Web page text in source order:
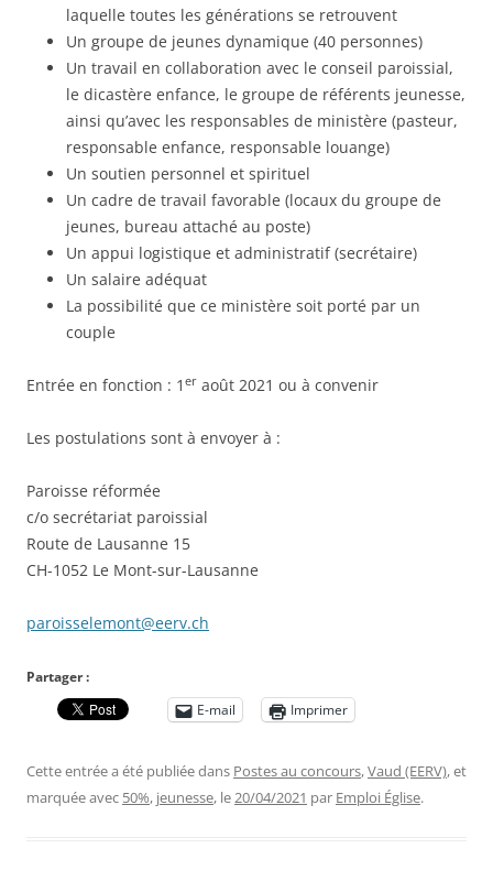
laquelle toutes les générations se retrouvent
Un groupe de jeunes dynamique (40 personnes)
Un travail en collaboration avec le conseil paroissial,
le dicastère enfance, le groupe de référents jeunesse,
ainsi qu’avec les responsables de ministère (pasteur,
responsable enfance, responsable louange)
Un soutien personnel et spirituel
Un cadre de travail favorable (locaux du groupe de
jeunes, bureau attaché au poste)
Un appui logistique et administratif (secrétaire)
Un salaire adéquat
La possibilité que ce ministère soit porté par un
couple
Entrée en fonction : 1 er août 2021 ou à convenir
Les postulations sont à envoyer à :
Paroisse réformée
c/o secrétariat paroissial
Route de Lausanne 15
CH-1052 Le Mont-sur-Lausanne
paroisselemont@eerv.ch
Partager :
E-mail
Imprimer
Cette entrée a été publiée dans Postes au concours,Vaud (EERV), et
marquée avec 50%, jeunesse, le20/04/2021 par Emploi Église.